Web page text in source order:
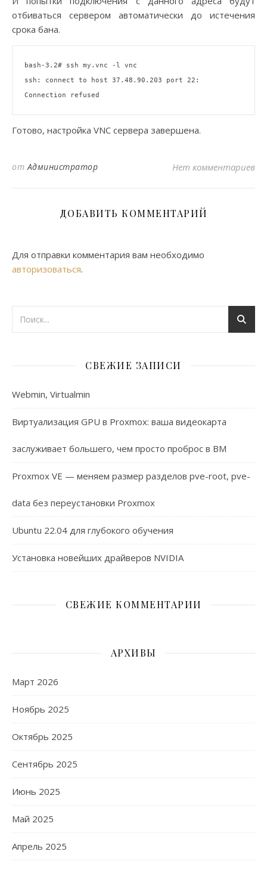
отбиваться сервером автоматически до истечения
срока бана.
bash-3.2# ssh my.vnc -l vnc
ssh: connect to host 37.48.90.203 port 22:
Готово, настройка VNC сервера завершена.
отАдминистратор Нет комментариев
ДОБАВИТЬ КОММЕНТАРИЙ
Для отправки комментария вам необходимо
авторизоваться.
СВЕЖИЕ ЗАПИСИ
Webmin, Virtualmin
Виртуализация GPU в Proxmox: ваша видеокарта
заслуживает большего, чем просто проброс в ВМ
Proxmox VE — меняем размер разделов pve-root, pve-
data без переустановки Proxmox
Ubuntu 22.04 для глубокого обучения
Установка новейших драйверов NVIDIA
СВЕЖИЕ КОММЕНТАРИИ
АРХИВЫ
Март 2026
Ноябрь 2025
Октябрь 2025
Сентябрь 2025
Июнь 2025
Май 2025
Апрель 2025